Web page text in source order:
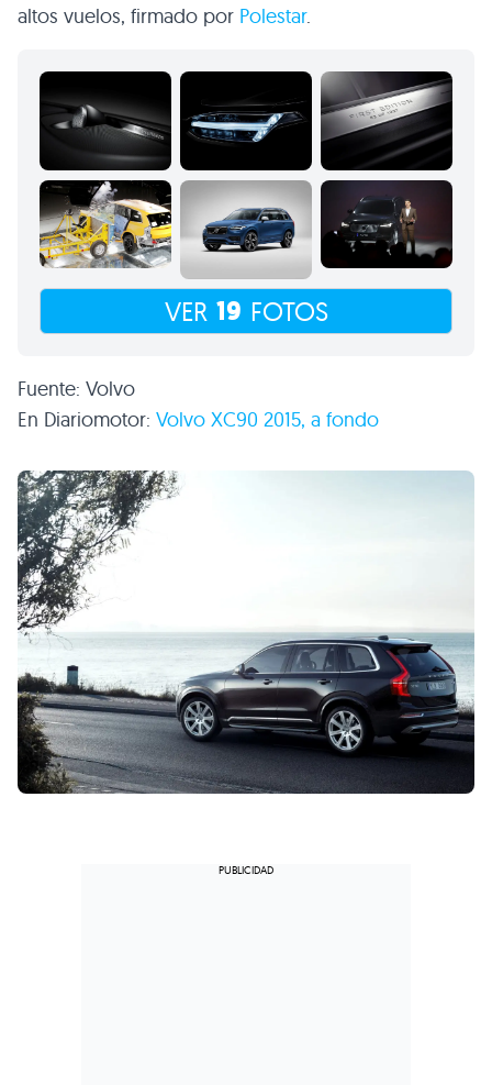
altos vuelos, firmado por Polestar.
VER 19 FOTOS
Fuente: Volvo
En Diariomotor: Volvo XC90 2015, a fondo